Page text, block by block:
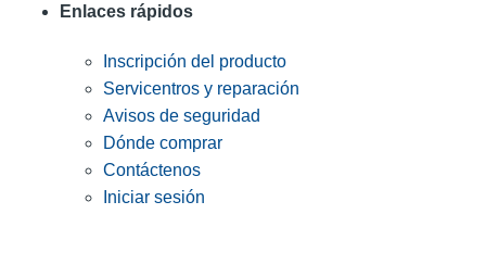
Enlaces rápidos
Inscripción del producto
Servicentros y reparación
Avisos de seguridad
Dónde comprar
Contáctenos
Iniciar sesión